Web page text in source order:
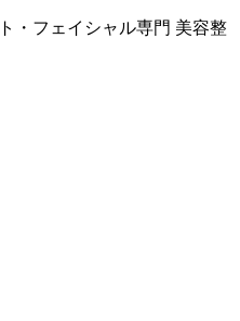
・フェイシャル専門 美容整